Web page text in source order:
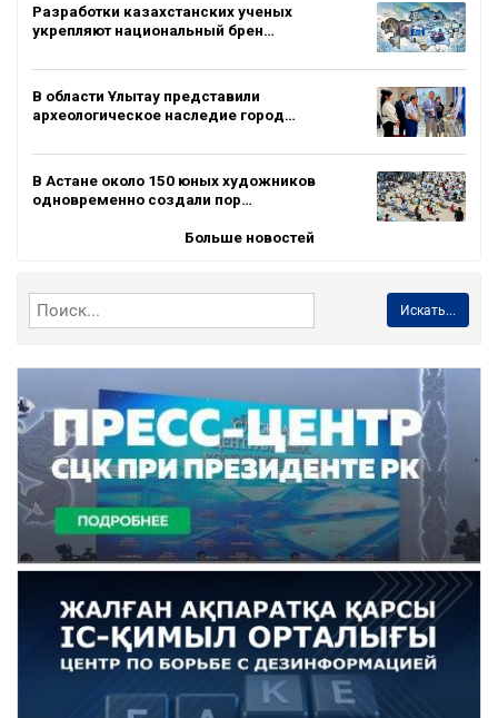
Разработки казахстанских ученых
укрепляют национальный брен…
В области Ұлытау представили
археологическое наследие город…
В Астане около 150 юных художников
одновременно создали пор…
Больше новостей
Искать...